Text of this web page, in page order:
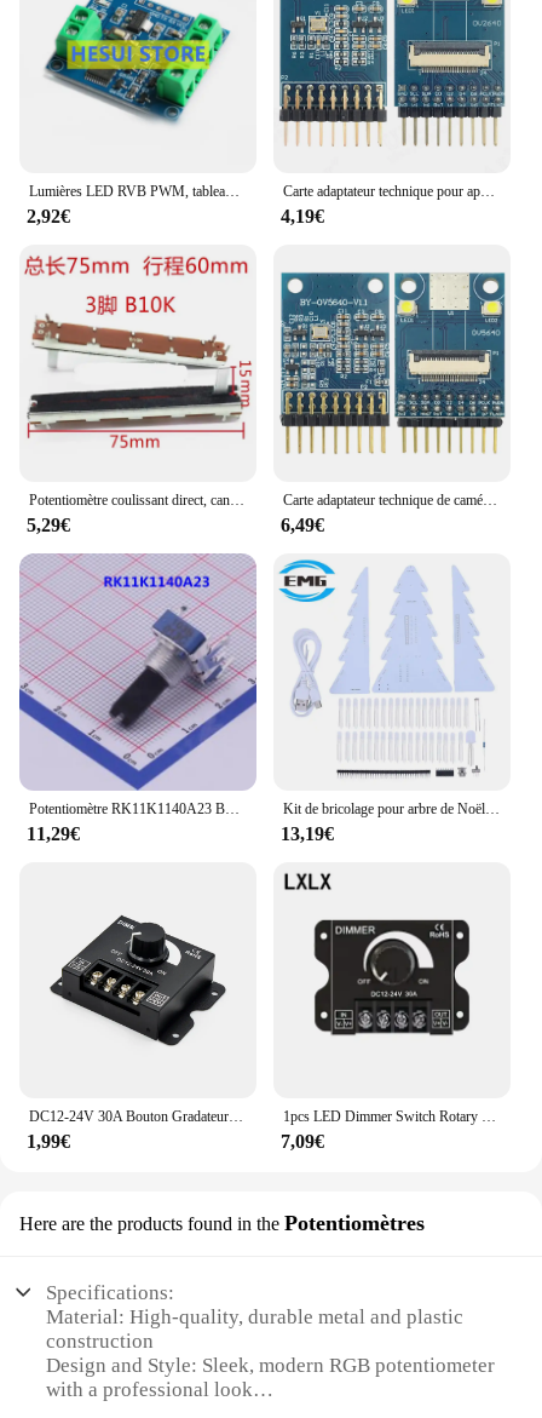
2,92€
Carte adaptateur technique pour appareil photo OV2640, développement de contrôle de la lumière double flash, 8 bits, port SCCB IIC, 18 broches, RVB, YUV, JPEG
4,19€
5,29€
Carte adaptateur technique de caméra OV5640 avec contrôle de la lumière double flash, carte de développement, SCCB 8 bits, port IIC, 18 broches, RVB, YUV, JPEG
6,49€
11,29€
Kit de bricolage pour arbre de Noël, contrôle de la lumière, LED RVB colorée, kit de bricolage avec câble micro USB, kit d'assemblage d'arbre de Noël bricolage pour l'apprentissage pratique
13,19€
DC12-24V 30A Bouton Gradateur Luminosité Réglage Stepless Gradation Commutateur Contrôleur pour 3528 5050 COB SMD LED Bande Lumière
1,99€
1pcs LED Dimmer Switch Rotary Switch DC 12V 24V 30A 360W Régulateur de tension Réglable pour LED Strip Light LED Dimmer
7,09€
Here are the products found in the Potentiomètres
Specifications:
Material: High-quality, durable metal and plastic
construction
Design and Style: Sleek, modern RGB potentiometer
with a professional look